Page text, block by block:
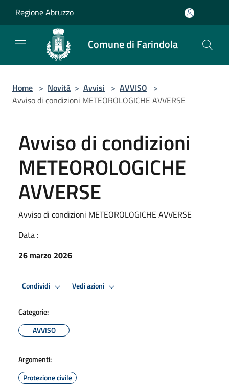
Regione Abruzzo
Comune di Farindola
Home > Novità > Avvisi > AVVISO >
Avviso di condizioni METEOROLOGICHE AVVERSE
Avviso di condizioni
METEOROLOGICHE
AVVERSE
Avviso di condizioni METEOROLOGICHE AVVERSE
Data :
26 marzo 2026
Condividi Vedi azioni
Categorie:
AVVISO
Argomenti:
Protezione civile